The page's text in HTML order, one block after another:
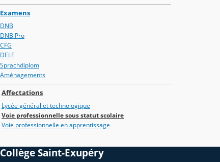
Examens
DNB
DNB Pro
CFG
DELF
Sprachdiplom
Aménagements
Affectations
Lycée général et technologique
Voie professionnelle sous statut scolaire
Voie professionnelle en apprentissage
Collège Saint-Exupéry